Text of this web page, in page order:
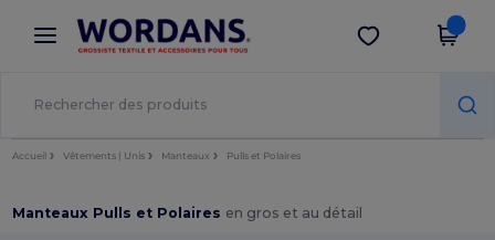
× Appli Wordans
Meilleurs prix sur l’app !
Obtenir l'appli
Accueil Vêtements | Unis Manteaux Pulls et Polaires
Manteaux Pulls et Polaires en gros et au détail